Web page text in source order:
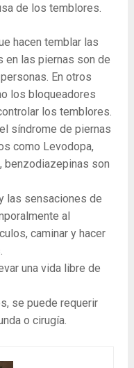
de los temblores.
hacen temblar las
en las piernas son de
En otros
los bloqueadores
los temblores.
síndrome de piernas
como Levodopa,
benzodiazepinas son
las sensaciones de
al
caminar y hacer
una vida libre de
se puede requerir
o cirugía.